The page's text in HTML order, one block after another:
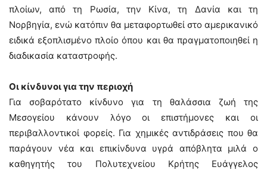
πλοίων, από τη Ρωσία, την Κίνα, τη Δανία και τη
Νορβηγία, ενώ κατόπιν θα μεταφορτωθεί στο αμερικανικό
ειδικά εξοπλισμένο πλοίο όπου και θα πραγματοποιηθεί η
διαδικασία καταστροφής.
Οι κίνδυνοι για την περιοχή
Για σοβαρότατο κίνδυνο για τη θαλάσσια ζωή της
Μεσογείου κάνουν λόγο οι επιστήμονες και οι
περιβαλλοντικοί φορείς. Για χημικές αντιδράσεις που θα
παράγουν νέα και επικίνδυνα υγρά απόβλητα μιλά ο
καθηγητής του Πολυτεχνείου Κρήτης Ευάγγελος